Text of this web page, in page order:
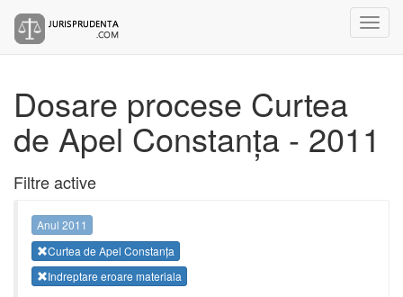
Dosare procese Curtea
de Apel Constanța - 2011
Filtre active
Anul 2011
Curtea de Apel Constanța
Indreptare eroare materiala